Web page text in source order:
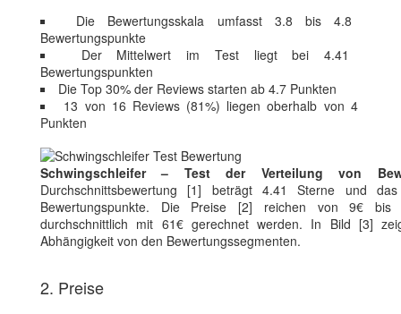
Die Bewertungsskala umfasst 3.8 bis 4.8
Bewertungspunkte
Der Mittelwert im Test liegt bei 4.41
Bewertungspunkten
Die Top 30% der Reviews starten ab 4.7 Punkten
13 von 16 Reviews (81%) liegen oberhalb von 4
Punkten
Schwingschleifer – Test der Verteilung von
Durchschnittsbewertung [1] beträgt 4.41 Sterne und
Bewertungspunkte. Die Preise [2] reichen von 9€
durchschnittlich mit 61€ gerechnet werden. In Bild [3]
Abhängigkeit von den Bewertungssegmenten.
2. Preise